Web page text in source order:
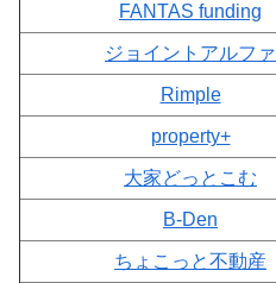
FANTAS funding
ジョイントアルファ
Rimple
property+
大家どっとこむ
B-Den
ちょこっと不動産